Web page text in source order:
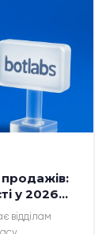
продажів:
у 2026
відділам